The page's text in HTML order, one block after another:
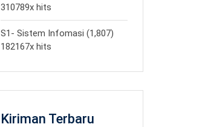
310789x hits
S1- Sistem Infomasi (1,807)
182167x hits
Kiriman Terbaru